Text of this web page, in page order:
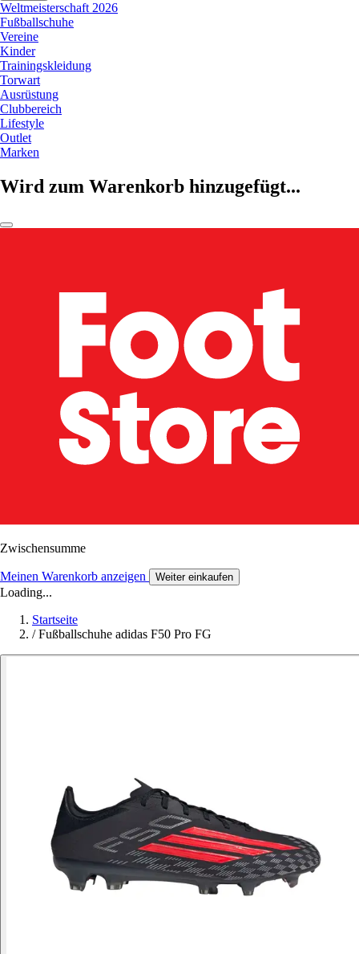
Weltmeisterschaft 2026
Fußballschuhe
Vereine
Kinder
Trainingskleidung
Torwart
Ausrüstung
Clubbereich
Lifestyle
Outlet
Marken
Wird zum Warenkorb hinzugefügt...
Zwischensumme
Meinen Warenkorb anzeigen Weiter einkaufen
Loading...
Startseite
/ Fußballschuhe adidas F50 Pro FG